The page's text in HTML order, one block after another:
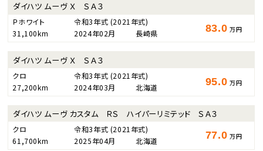
ダイハツ ムーヴ Ｘ ＳＡ３
Ｐホワイト 令和3年式 (2021年式)
31,100km
2024年02月 長崎県 83.0 万円
ダイハツ ムーヴ Ｘ ＳＡ３
クロ 令和3年式 (2021年式)
27,200km
2024年03月 北海道 95.0 万円
ダイハツ ムーヴ カスタム ＲＳ ハイパーリミテッド ＳＡ３
クロ 令和3年式 (2021年式)
61,700km
2025年04月 北海道 77.0 万円